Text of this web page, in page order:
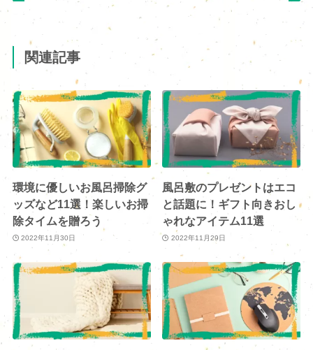
関連記事
環境に優しいお風呂掃除グ
ッズなど11選！楽しいお掃
除タイムを贈ろう
2022年11月30日
風呂敷のプレゼントはエコ
と話題に！ギフト向きおし
ゃれなアイテム11選
2022年11月29日